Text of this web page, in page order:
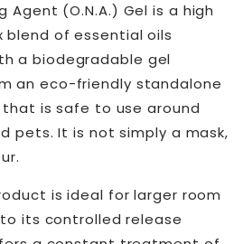
Agent (O.N.A.) Gel is a high
of essential oils
a biodegradable gel
an eco-friendly standalone
is safe to use around
pets. It is not simply a mask,
is ideal for larger room
its controlled release